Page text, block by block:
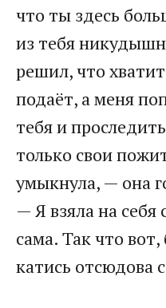
что ты здесь
из тебя
решил, что
подаёт, а меня
тебя и
только свои
умыкнула, — она
— Я взяла на себя
сама. Так что
катись отсюдова